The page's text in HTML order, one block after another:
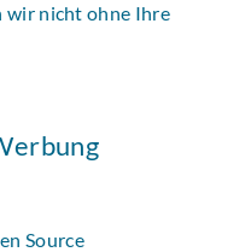
wir nicht ohne Ihre
Source